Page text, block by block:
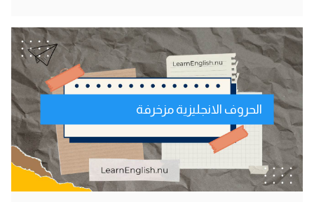
الحروف الانجليزية مزخرفة